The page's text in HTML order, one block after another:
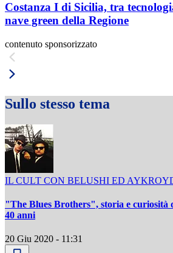
Costanza I di Sicilia, tra
nave green della Regione
contenuto sponsorizzato
Sullo stesso tema
IL CULT CON BELUSHI ED
"The Blues Brothers", storia e curiosità
40 anni
20 Giu 2020 - 11:31